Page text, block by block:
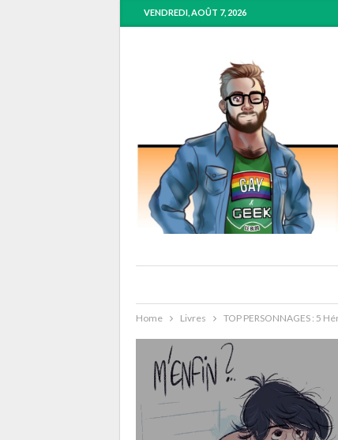
VENDREDI, AOÛT 7, 2026
Home Livres TOP PERSONNAGES : 5